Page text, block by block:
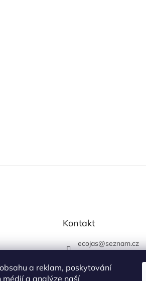
a reklam, poskytování
médií a analýze naší
Kontakt
ecojas@seznam.cz
730 444 400 (prodejna